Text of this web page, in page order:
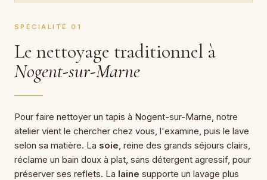
SPÉCIALITÉ 01
Le nettoyage traditionnel à
Nogent-sur-Marne
Pour faire nettoyer un tapis à Nogent-sur-Marne, notre
atelier vient le chercher chez vous, l'examine, puis le lave
selon sa matière. La soie, reine des grands séjours clairs,
réclame un bain doux à plat, sans détergent agressif, pour
préserver ses reflets. La laine supporte un lavage plus